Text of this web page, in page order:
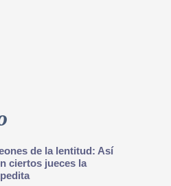
de la lentitud: Así
ciertos jueces la